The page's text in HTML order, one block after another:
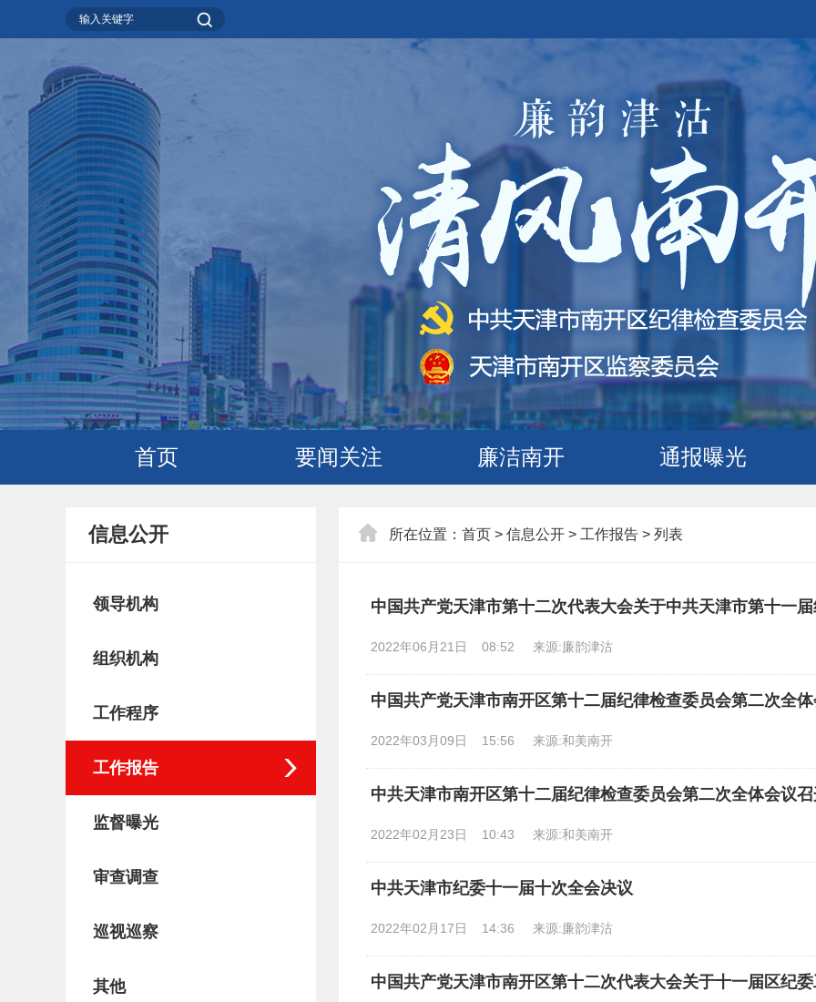
首页 要闻关注 廉洁南开 通报曝光
信息公开
领导机构
组织机构
工作程序
工作报告
监督曝光
审查调查
巡视巡察
其他
所在位置： 首页 > 信息公开 > 工作报告 > 列表
中国共产党天津市第十二次代表大会关于中共天津市第十一
2022年06月21日 08:52 来源:廉韵津沽
中国共产党天津市南开区第十二届纪律检查委员会第二次全
2022年03月09日 15:56 来源:和美南开
中共天津市南开区第十二届纪律检查委员会第二次全体会议
2022年02月23日 10:43 来源:和美南开
中共天津市纪委十一届十次全会决议
2022年02月17日 14:36 来源:廉韵津沽
中国共产党天津市南开区第十二次代表大会关于十一届区纪